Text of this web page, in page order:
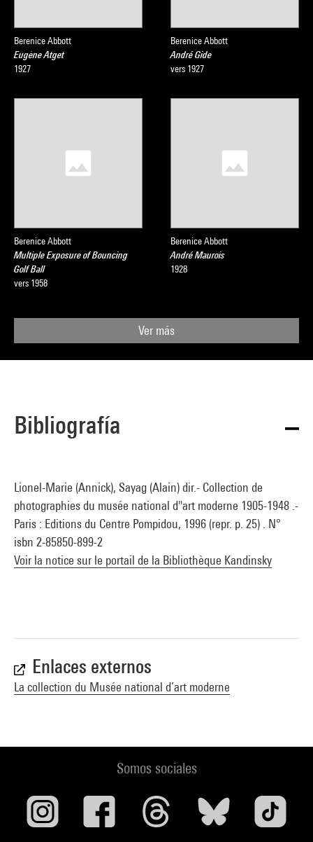
Berenice Abbott
Eugène Atget
1927
Berenice Abbott
André Gide
vers 1927
Berenice Abbott
Multiple Exposure of Bouncing
Golf Ball
vers 1958
Berenice Abbott
André Maurois
1928
Ver más
Bibliografía
Lionel-Marie (Annick), Sayag (Alain) dir.- Collection de
photographies du musée national d''art moderne 1905-1948 .-
Paris : Editions du Centre Pompidou, 1996 (repr. p. 25) . N°
isbn 2-85850-899-2
Voir la notice sur le portail de la Bibliothèque Kandinsky
Enlaces externos
La collection du Musée national d’art moderne
Somos sociales